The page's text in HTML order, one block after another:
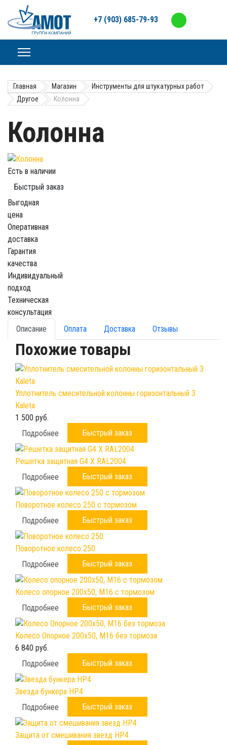
+7 (903) 685-79-93
Главная Магазин
Инструменты для штукатурных работ
Другое
Колонна
Колонна
Есть в наличии
Быстрый заказ
Выгодная
цена
Оперативная
доставка
Гарантия
качества
Индивидуальный
подход
Техническая
консультация
Описание
Оплата Доставка Отзывы
Похожие товары
Уплотнитель смесительной колонны горизонтальный 3
Kaleta
1 500 руб.
Подробнее
Быстрый заказ
Решетка защитная G4 X RAL2004
Подробнее
Быстрый заказ
Поворотное колесо 250 с тормозом
Подробнее
Быстрый заказ
Поворотное колесо 250
Подробнее
Быстрый заказ
Колесо опорное 200х50, М16 с тормозом
Подробнее
Быстрый заказ
Колесо Опорное 200х50, М16 без тормоза
6 840 руб.
Подробнее
Быстрый заказ
Звезда бункера HP4
Подробнее
Быстрый заказ
Защита от смешивания звезд HP4